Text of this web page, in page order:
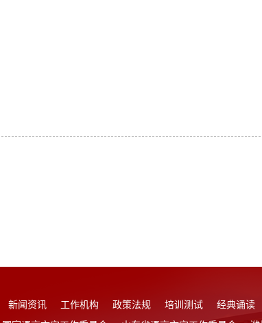
新闻资讯 工作机构 政策法规 培训测试 经典诵读